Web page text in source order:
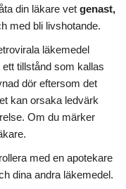
din läkare vet genast,
med bli livshotande.
läkemedel
tillstånd som kallas
dör eftersom det
kan orsaka ledvärk
Om du märker
med en apotekare
dina andra läkemedel.